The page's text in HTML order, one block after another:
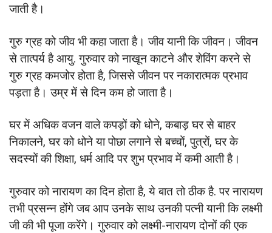
जाती है।
गुरु ग्रह को जीव भी कहा जाता है। जीव यानी कि जीवन। जीवन
से तात्पर्य है आयु. गुरुवार को नाखून काटने और शेविंग करने से
गुरु ग्रह कमजोर होता है, जिससे जीवन पर नकारात्मक प्रभाव
पड़ता है। उम्र में से दिन कम हो जाता है।
घर में अधिक वजन वाले कपड़ों को धोने, कबाड़ घर से बाहर
निकालने, घर को धोने या पोछा लगाने से बच्चों, पुत्रों, घर के
सदस्यों की शिक्षा, धर्म आदि पर शुभ प्रभाव में कमी आती है।
गुरुवार को नारायण का दिन होता है, ये बात तो ठीक है. पर नारायण
तभी प्रसन्न होंगे जब आप उनके साथ उनकी पत्नी यानी कि लक्ष्मी
जी की भी पूजा करेंगे। गुरुवार को लक्ष्मी-नारायण दोनों की एक